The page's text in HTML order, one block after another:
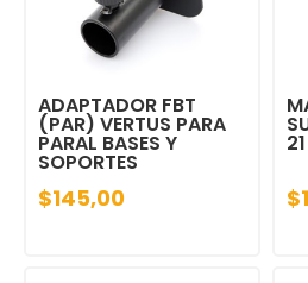
ADAPTADOR FBT
(PAR) VERTUS PARA
PARAL BASES Y
SOPORTES
$145,00
21